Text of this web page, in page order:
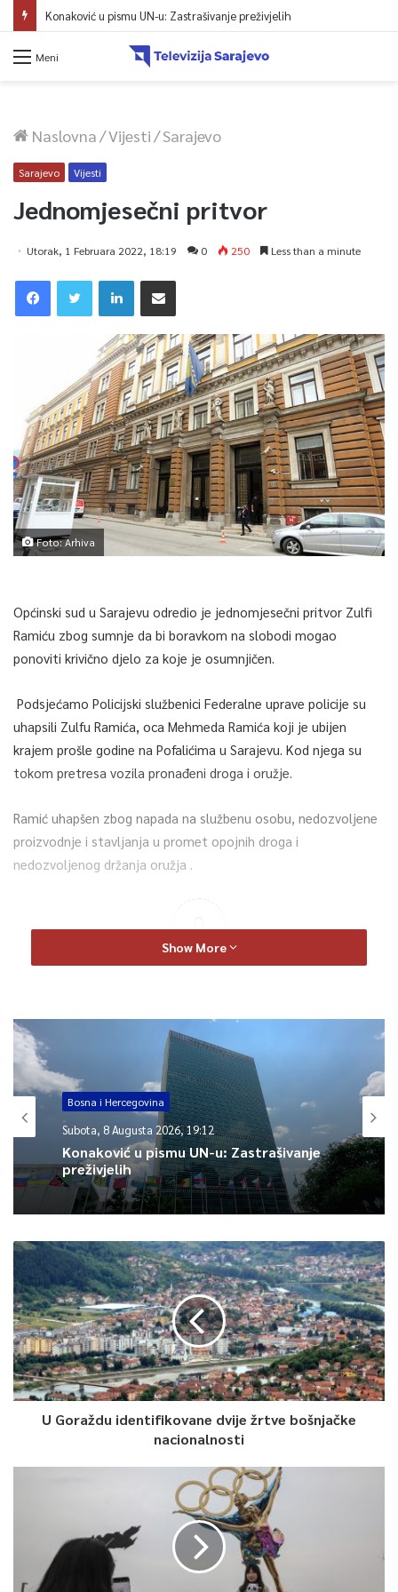
Konaković u pismu UN-u: Zastrašivanje preživjelih
Meni
Naslovna/Vijesti/Sarajevo
Sarajevo Vijesti
Jednomjesečni pritvor
Utorak, 1 Februara 2022, 18:19 0 250 Less than a minute
Foto: Arhiva
Općinski sud u Sarajevu odredio je jednomjesečni pritvor Zulfi
Ramiću zbog sumnje da bi boravkom na slobodi mogao
ponoviti krivično djelo za koje je osumnjičen.
Podsjećamo Policijski službenici Federalne uprave policije su
uhapsili Zulfu Ramića, oca Mehmeda Ramića koji je ubijen
krajem prošle godine na Pofalićima u Sarajevu. Kod njega su
tokom pretresa vozila pronađeni droga i oružje.
Ramić uhapšen zbog napada na službenu osobu, nedozvoljene
proizvodnje i stavljanja u promet opojnih droga i
nedozvoljenog držanja oružja .
0
Article Rating
Show More
Bosna i Hercegovina
Subota, 8 Augusta 2026, 19:12
Konaković u pismu UN-u: Zastrašivanje
preživjelih
U Goraždu identifikovane dvije žrtve bošnjačke
nacionalnosti